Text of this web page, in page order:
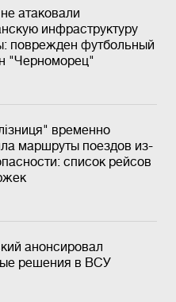
атаковали
инфраструктуру
поврежден футбольный
"Черноморец"
временно
маршруты поездов из-
список рейсов
анонсировал
решения в ВСУ